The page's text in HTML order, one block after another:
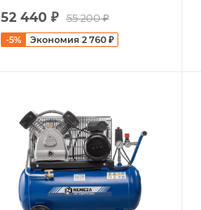
52 440₽ 55 200₽
-5% Экономия 2 760₽